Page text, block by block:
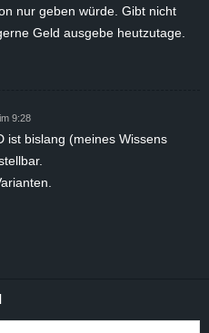
nur geben würde. Gibt nicht
Geld ausgebe heutzutage.
9:28
ist bislang (meines Wissens